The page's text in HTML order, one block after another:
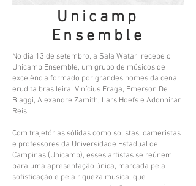
Unicamp
Ensemble
No dia 13 de setembro, a Sala Watari recebe o
Unicamp Ensemble, um grupo de músicos de
excelência formado por grandes nomes da cena
erudita brasileira: Vinícius Fraga, Emerson De
Biaggi, Alexandre Zamith, Lars Hoefs e Adonhiran
Reis.
Com trajetórias sólidas como solistas, cameristas
e professores da Universidade Estadual de
Campinas (Unicamp), esses artistas se reúnem
para uma apresentação única, marcada pela
sofisticação e pela riqueza musical que